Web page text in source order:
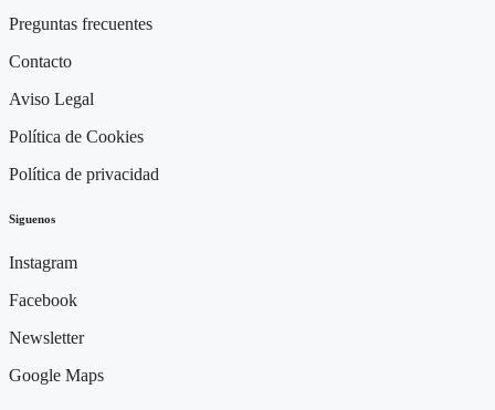
Preguntas frecuentes
Contacto
Aviso Legal
Política de Cookies
Política de privacidad
Siguenos
Instagram
Facebook
Newsletter
Google Maps